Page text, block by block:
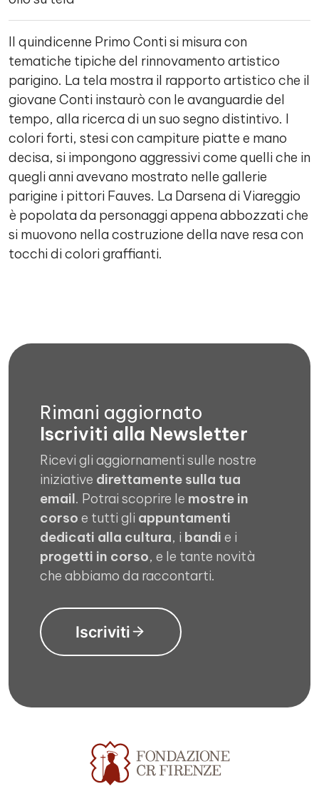
Il quindicenne Primo Conti si misura con
tematiche tipiche del rinnovamento artistico
parigino. La tela mostra il rapporto artistico che il
giovane Conti instaurò con le avanguardie del
tempo, alla ricerca di un suo segno distintivo. I
colori forti, stesi con campiture piatte e mano
decisa, si impongono aggressivi come quelli che in
quegli anni avevano mostrato nelle gallerie
parigine i pittori Fauves. La Darsena di Viareggio
è popolata da personaggi appena abbozzati che
si muovono nella costruzione della nave resa con
tocchi di colori graffianti.
Rimani aggiornato
Iscriviti alla Newsletter
Ricevi gli aggiornamenti sulle nostre
iniziative direttamente sulla tua
email. Potrai scoprire le mostre in
corso e tutti gli appuntamenti
dedicati alla cultura, i bandi e i
progetti in corso, e le tante novità
che abbiamo da raccontarti.
Iscriviti